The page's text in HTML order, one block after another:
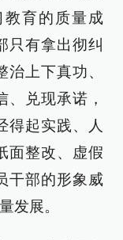
育的质量成
只有拿出彻纠
上下真功、
、兑现承诺，
得起实践、人
面整改、虚假
干部的形象威
发展。